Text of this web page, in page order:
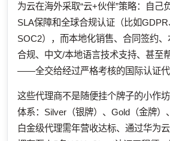
为云在海外采取“云+伙伴”策略：自己
SLA保障和全球合规认证（比如GDPR
SOC2），而本地化销售、合同签约
合规、中文/本地语言技术支持、甚至
——全交给经过严格考核的国际认证代
这些代理商不是随便挂个牌子的小作
体系：Silver（银牌）、Gold（金牌）
白金级代理需年营收达标、通过华为